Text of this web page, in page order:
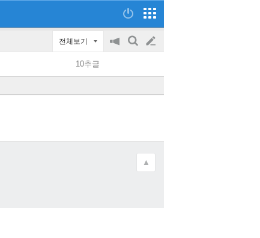
전체보기
공
on/off
검
글
쓰
기
10추글
▲